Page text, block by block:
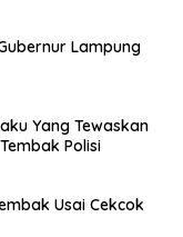
Lampung
Yang Tewaskan
Polisi
Usai Cekcok